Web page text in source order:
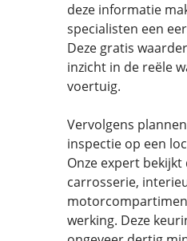
deze informatie
specialisten een
Deze gratis
inzicht in de reële
voertuig.
Vervolgens
inspectie op een
Onze expert
carrosserie,
werking. Deze